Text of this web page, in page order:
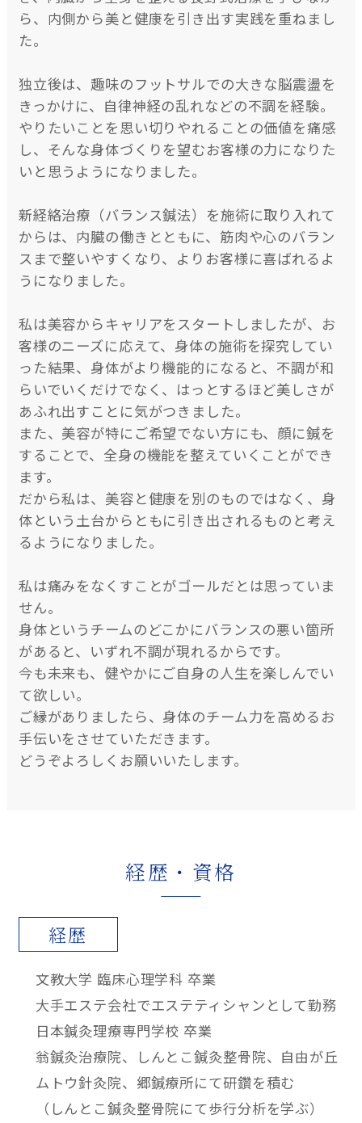
ら、内側から美と健康を引き出す実践を重ねまし
た。
独立後は、趣味のフットサルでの大きな脳震盪を
きっかけに、自律神経の乱れなどの不調を経験。
やりたいことを思い切りやれることの価値を痛感
し、そんな身体づくりを望むお客様の力になりた
いと思うようになりました。
新経絡治療（バランス鍼法）を施術に取り入れて
からは、内臓の働きとともに、筋肉や心のバラン
スまで整いやすくなり、よりお客様に喜ばれるよ
うになりました。
私は美容からキャリアをスタートしましたが、お
客様のニーズに応えて、身体の施術を探究してい
った結果、身体がより機能的になると、不調が和
らいでいくだけでなく、はっとするほど美しさが
あふれ出すことに気がつきました。
また、美容が特にご希望でない方にも、顔に鍼を
することで、全身の機能を整えていくことができ
ます。
だから私は、美容と健康を別のものではなく、身
体という土台からともに引き出されるものと考え
るようになりました。
私は痛みをなくすことがゴールだとは思っていま
せん。
身体というチームのどこかにバランスの悪い箇所
があると、いずれ不調が現れるからです。
今も未来も、健やかにご自身の人生を楽しんでい
て欲しい。
ご縁がありましたら、身体のチーム力を高めるお
手伝いをさせていただきます。
どうぞよろしくお願いいたします。
経歴・資格
経歴
文教大学 臨床心理学科 卒業
大手エステ会社でエステティシャンとして勤務
日本鍼灸理療専門学校 卒業
翁鍼灸治療院、しんとこ鍼灸整骨院、自由が丘
ムトウ針灸院、郷鍼療所にて研鑽を積む
（しんとこ鍼灸整骨院にて歩行分析を学ぶ）